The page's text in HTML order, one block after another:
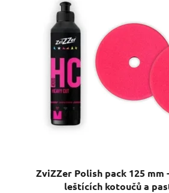
ZviZZer Polish pack 125 mm
leštících kotoučů a